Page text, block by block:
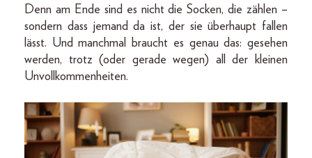
Denn am Ende sind es nicht die Socken, die zählen –
sondern dass jemand da ist, der sie überhaupt fallen
lässt. Und manchmal braucht es genau das: gesehen
werden, trotz (oder gerade wegen) all der kleinen
Unvollkommenheiten.